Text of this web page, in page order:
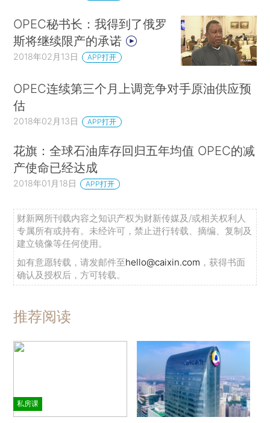
OPEC秘书长：我得到了俄罗
斯将继续限产的承诺
2018年02月13日 APP打开
OPEC连续第三个月上调竞争对手原油供应预
估
2018年02月13日 APP打开
花旗：全球石油库存回归五年均值 OPEC的减
产使命已经达成
2018年01月18日 APP打开
财新网所刊载内容之知识产权为财新传媒及/或相关权利人
专属所有或持有。未经许可，禁止进行转载、摘编、复制及
建立镜像等任何使用。
如有意愿转载，请发邮件至hello@caixin.com ，获得书面
确认及授权后，方可转载。
推荐阅读
私房课